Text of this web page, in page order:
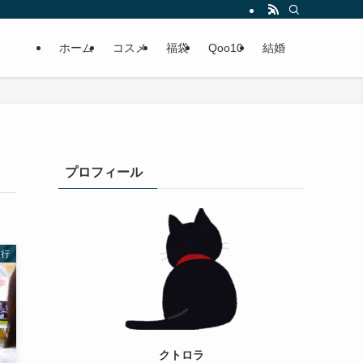
ホーム コスメ 福袋 Qoo10 結婚
プロフィール
クトロラ